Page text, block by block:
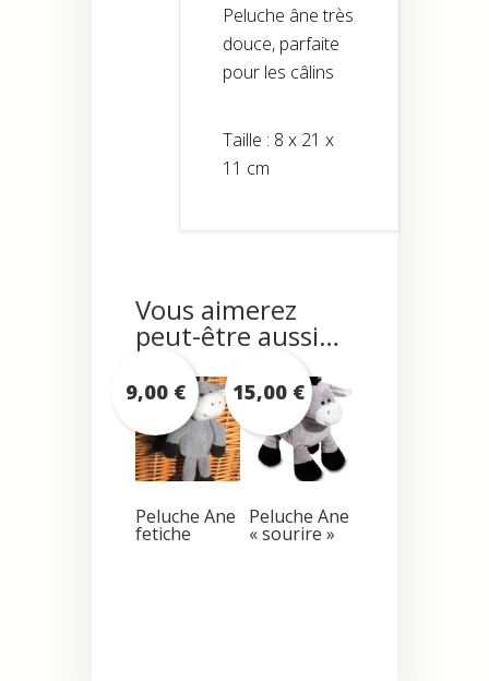
Peluche âne très
douce, parfaite
pour les câlins
Taille : 8 x 21 x
11 cm
Vous aimerez
peut-être aussi…
Peluche Ane
fetiche
9,00 €
Peluche Ane
« sourire »
15,00 €